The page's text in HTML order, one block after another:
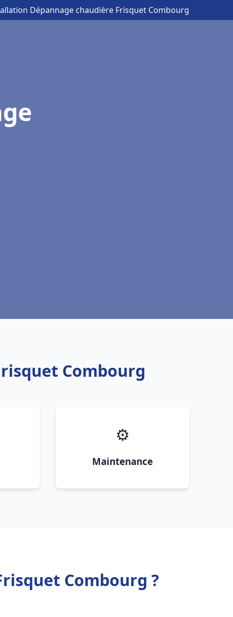
Dépannage chaudière Frisquet Combourg
Combourg
⚙️
Maintenance
Combourg ?